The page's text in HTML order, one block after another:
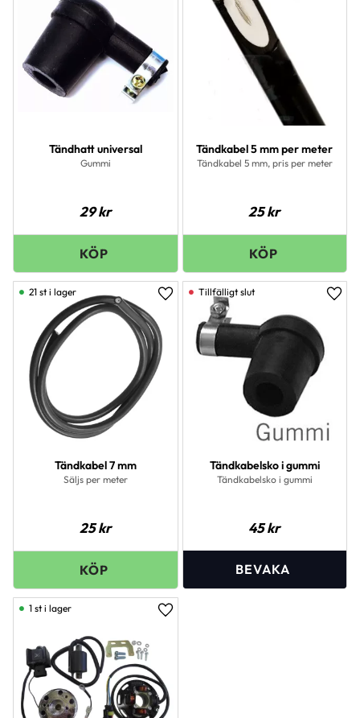
Tändhatt universal
Gummi
29kr
Tändkabel 5 mm per meter
Tändkabel 5 mm, pris per meter
25kr
Tändkabel 7 mm
Säljs per meter
25kr
Lägg till i favoriter
21 st i lager
Tändkabelsko i gummi
Tändkabelsko i gummi
45kr
Lägg till i favoriter
1 st i lager